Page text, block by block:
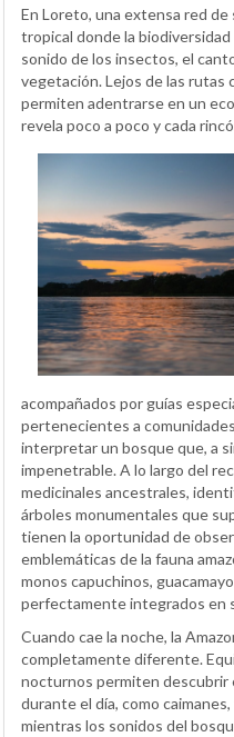
En Loreto, una extensa red
tropical donde la
sonido de los insectos, el
vegetación. Lejos de las rutas
permiten adentrarse en un
revela poco a poco y cada
acompañados por guías
pertenecientes a
interpretar un bosque que, a
impenetrable. A lo largo del
medicinales ancestrales,
árboles monumentales que
tienen la oportunidad de
emblemáticas de la fauna
monos capuchinos,
perfectamente integrados en
Cuando cae la noche, la
completamente diferente.
nocturnos permiten descubrir
durante el día, como
mientras los sonidos del